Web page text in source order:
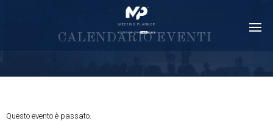
CALEN DARIO E VEN TI
Questo evento è passato.